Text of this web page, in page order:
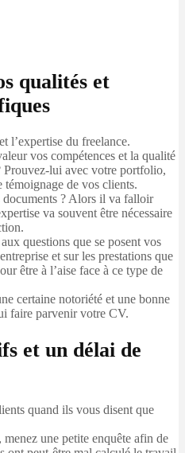
qualités et
l’expertise du freelance.
vos compétences et la qualité
Prouvez-lui avec votre portfolio,
témoignage de vos clients.
documents ? Alors il va falloir
va souvent être nécessaire
questions que se posent vos
et sur les prestations que
être à l’aise face à ce type de
certaine notoriété et une bonne
faire parvenir votre CV.
et un délai de
quand ils vous disent que
menez une petite enquête afin de